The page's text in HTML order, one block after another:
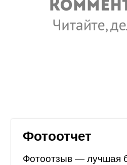
Фотоотчет
Фотоотзыв — лучшая